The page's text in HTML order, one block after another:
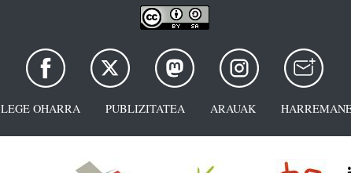
LEGE OHARRA PUBLIZITATEA ARAUAK